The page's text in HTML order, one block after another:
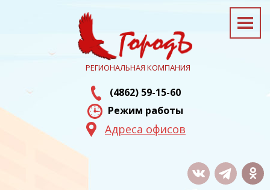
РЕГИОНАЛЬНАЯ КОМПАНИЯ
(4862) 59-15-60
Режим работы
Адреса офисов